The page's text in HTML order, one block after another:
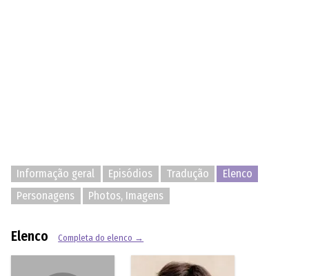
Informação geral Episódios Tradução
Elenco
Personagens
Photos, Imagens
Elenco Completa do elenco →